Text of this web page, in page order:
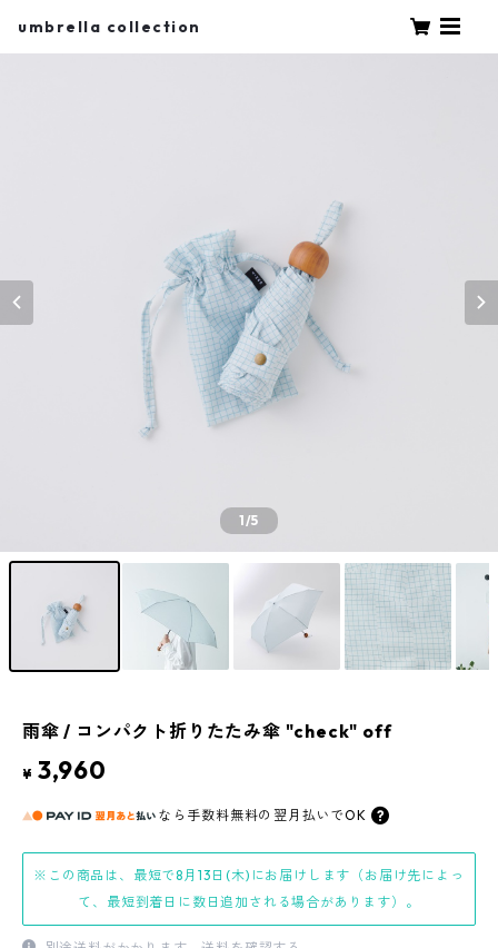
umbrella collection
1/5
雨傘 / コンパクト折りたたみ傘 "check" off
¥ 3,960
なら 手数料無料の 翌月払いでOK
※この商品は、最短で8月13日(木)にお届けします（お届け先によっ
て、最短到着日に数日追加される場合があります）。